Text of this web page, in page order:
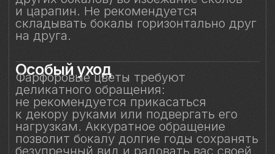
Особое внимание к
фарфоровому элементу
Фарфоровый цветок — результат
ручной работы, требующий
исключительно деликатного
к фарфоровому элементу
и не подвергайте механическим
воздействиям. Бережное отношение
к изделию позволит на долгие годы
сохранить его красоту и изысканность,
позволяя белому вину раскрывать свой
характер мягко, светло и полно — как
оно того заслуживает.